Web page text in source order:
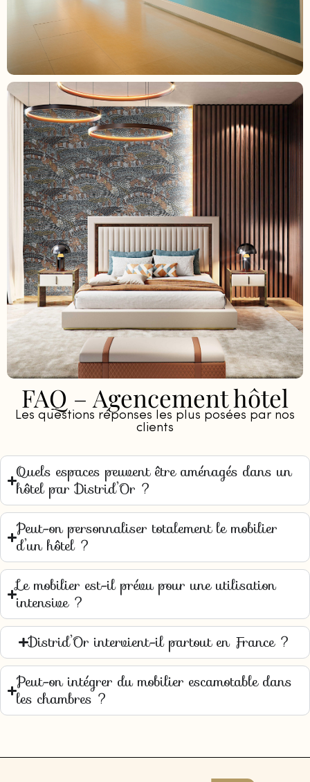
FAQ – Agencement hôtel
Les questions réponses les plus posées par nos
clients
Quels espaces peuvent être aménagés dans un
hôtel par Distrid’Or ?
Peut-on personnaliser totalement le mobilier
d’un hôtel ?
Le mobilier est-il prévu pour une utilisation
intensive ?
Distrid’Or intervient-il partout en France ?
Peut-on intégrer du mobilier escamotable dans
les chambres ?